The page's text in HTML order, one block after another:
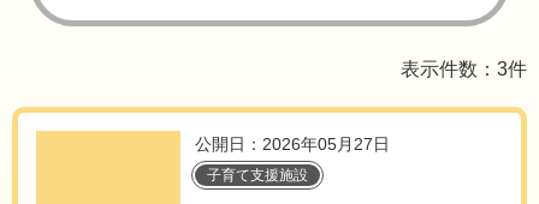
表示件数：3件
公開日：2026年05月27日
子育て支援施設